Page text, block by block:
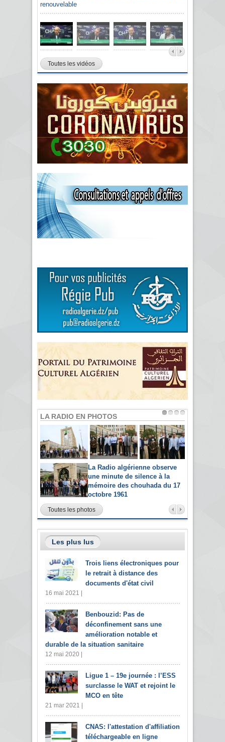
renouvelable
Toutes les vidéos
LA RADIO EN PHOTOS
La Radio algérienne observe
une minute de silence à la
mémoire des chouhada du 17
octobre 1961
Toutes les photos
Les plus lus
Trois liens électroniques pour
le retrait à distance des
documents d'état civil
16 mai 2021 |
Benbouzid: Pas de
déconfinement sans une
amélioration notable et
durable de la situation sanitaire
12 mai 2020 |
Ligue 1 – 19e journée : l’ESS
surclasse le WAT et rejoint le
MCO en tête
21 mar 2021 |
CNAS: l'attestation d'affiliation
téléchargeable en ligne